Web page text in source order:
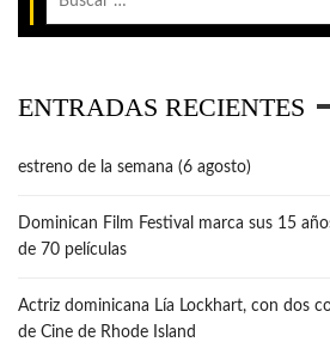
ENTRADAS RECIENTES
estreno de la semana (6 agosto)
Dominican Film Festival marca sus 15
de 70 películas
Actriz dominicana Lía Lockhart, con dos
de Cine de Rhode Island